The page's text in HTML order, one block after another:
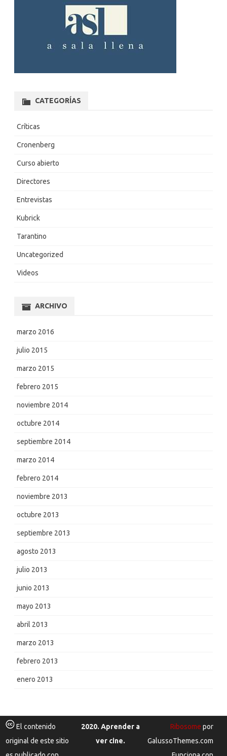
CATEGORÍAS
Críticas
Cronenberg
Curso abierto
Directores
Entrevistas
Kubrick
Tarantino
Uncategorized
Videos
ARCHIVO
marzo 2016
julio 2015
marzo 2015
febrero 2015
noviembre 2014
octubre 2014
septiembre 2014
marzo 2014
febrero 2014
noviembre 2013
octubre 2013
septiembre 2013
agosto 2013
julio 2013
junio 2013
mayo 2013
abril 2013
marzo 2013
febrero 2013
enero 2013
El contenido
original de este sitio
2020. Aprender a
ver cine.
Ribosome por
GalussoThemes.com